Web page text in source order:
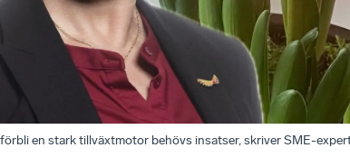
en stark tillväxtmotor behövs insatser, skriver SME-